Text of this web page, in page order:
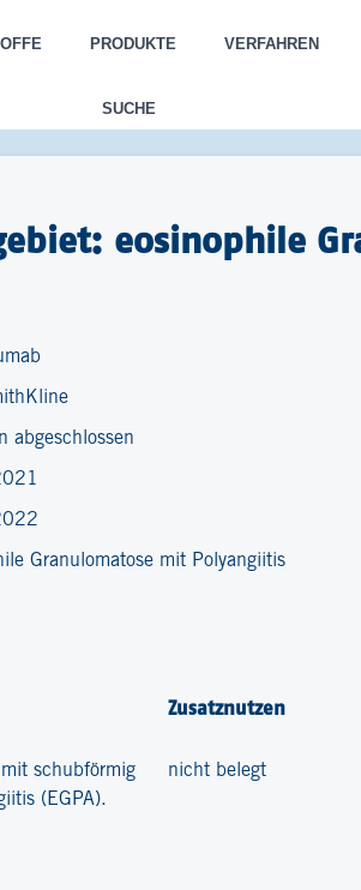
PRODUKTE VERFAHREN
SUCHE
eosinophile
abgeschlossen
Granulomatose mit Polyangiitis
Zusatznutzen
schubförmig
(EGPA).
nicht belegt